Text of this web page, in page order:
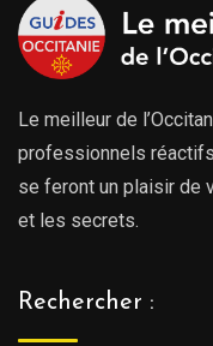
Le meilleur de
professionnels
se feront un plaisir de
et les secrets.
Rechercher :